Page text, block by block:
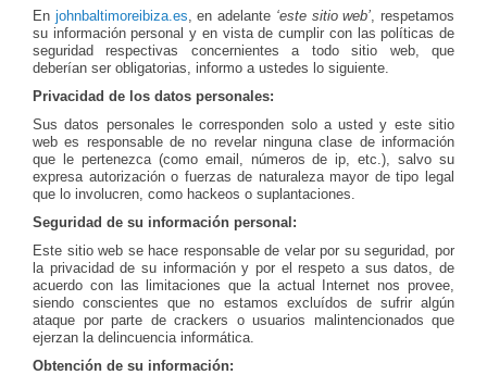
En johnbaltimoreibiza.es, en adelante ‘este sitio web’, respetamos
su información personal y en vista de cumplir con las políticas de
seguridad respectivas concernientes a todo sitio web, que
deberían ser obligatorias, informo a ustedes lo siguiente.
Privacidad de los datos personales:
Sus datos personales le corresponden solo a usted y este sitio
web es responsable de no revelar ninguna clase de información
que le pertenezca (como email, números de ip, etc.), salvo su
expresa autorización o fuerzas de naturaleza mayor de tipo legal
que lo involucren, como hackeos o suplantaciones.
Seguridad de su información personal:
Este sitio web se hace responsable de velar por su seguridad, por
la privacidad de su información y por el respeto a sus datos, de
acuerdo con las limitaciones que la actual Internet nos provee,
siendo conscientes que no estamos excluídos de sufrir algún
ataque por parte de crackers o usuarios malintencionados que
ejerzan la delincuencia informática.
Obtención de su información: